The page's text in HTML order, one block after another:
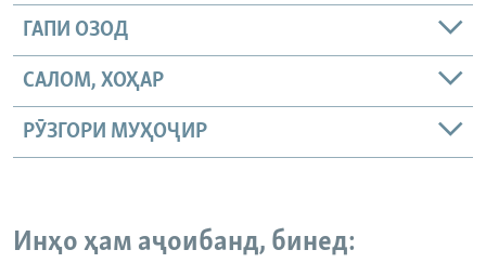
ГАПИ ОЗОД
САЛОМ, ХОҲАР
РӮЗГОРИ МУҲОҶИР
Инҳо ҳам аҷоибанд, бинед: